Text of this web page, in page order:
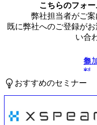
こちらのフォ
弊社担当者がご案
既に弊社へのご登録が
い合
無
料
参
おすすめのセミナー